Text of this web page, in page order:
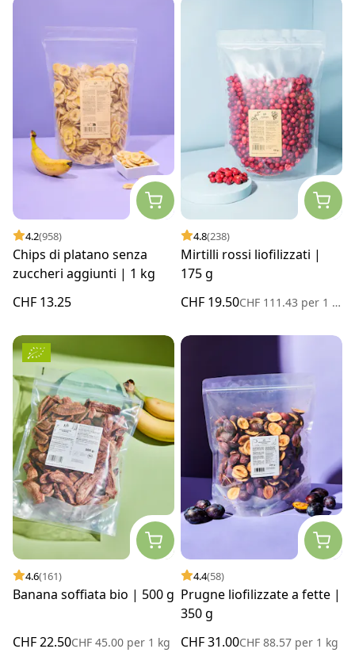
4.2(958)
Chips di platano senza
zuccheri aggiunti | 1 kg
CHF 13.25
4.8(238)
Mirtilli rossi liofilizzati |
175 g
CHF 19.50CHF 111.43 per 1 kg
4.6(161)
Banana soffiata bio | 500 g
CHF 22.50CHF 45.00 per 1 kg
4.4(58)
Prugne liofilizzate a fette |
350 g
CHF 31.00CHF 88.57 per 1 kg